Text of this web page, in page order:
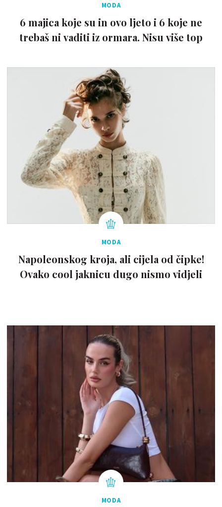
MODA
6 majica koje su in ovo ljeto i 6 koje ne
trebaš ni vaditi iz ormara. Nisu više top
MODA
Napoleonskog kroja, ali cijela od čipke!
Ovako cool jaknicu dugo nismo vidjeli
MODA